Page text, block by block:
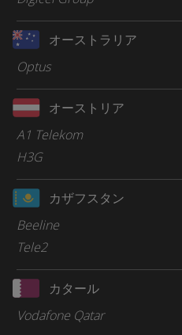
オーストラリア
Optus
オーストリア
A1 Telekom
H3G
カザフスタン
Beeline
Tele2
カタール
Vodafone Qatar